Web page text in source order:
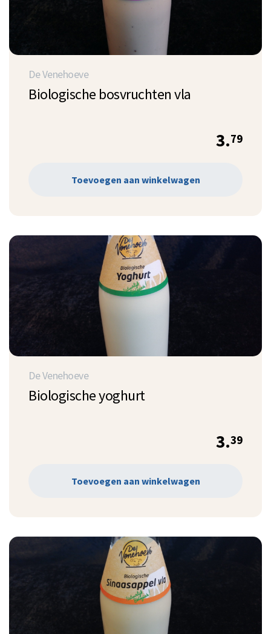
De Venehoeve
Biologische bosvruchten vla
3.79
Toevoegen aan winkelwagen
De Venehoeve
Biologische yoghurt
3.39
Toevoegen aan winkelwagen